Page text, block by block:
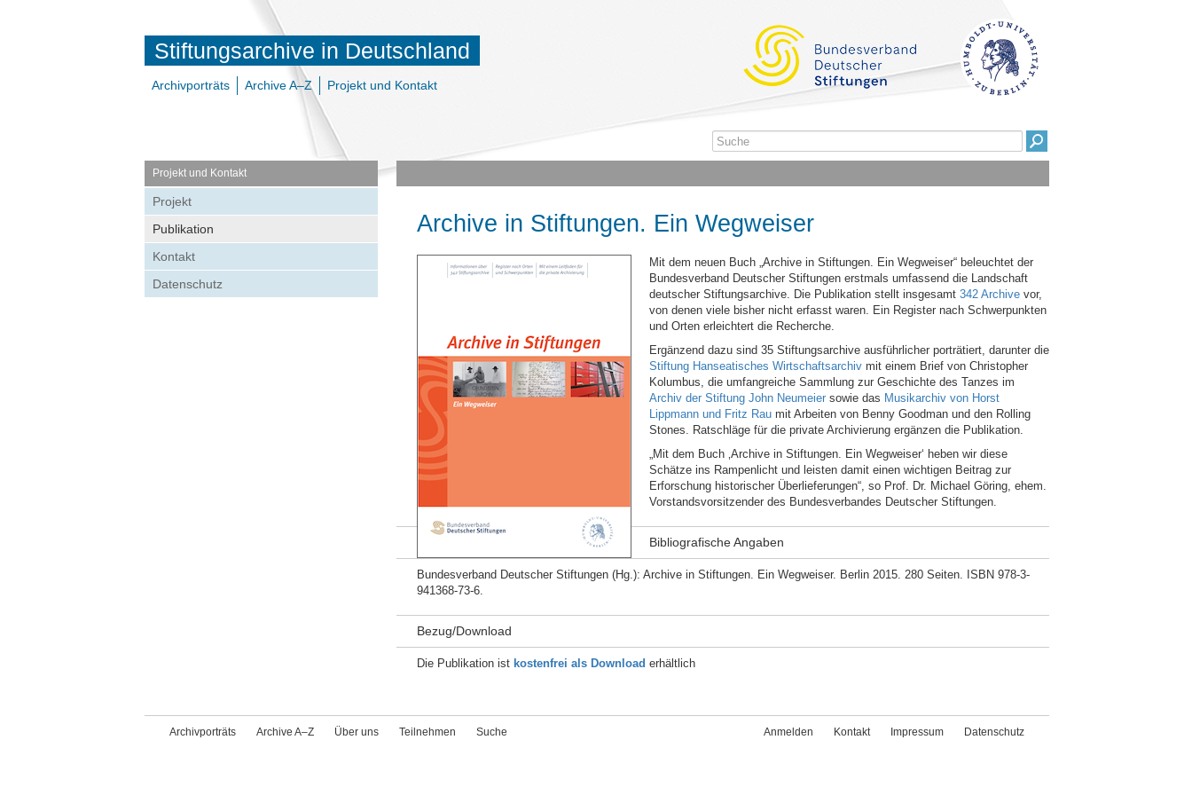
Stiftungsarchive in Deutschland
Archivporträts Archive A–Z Projekt und Kontakt
Projekt und Kontakt
Projekt
Publikation
Kontakt
Datenschutz
Archive in Stiftungen. Ein Wegweiser
Mit dem neuen Buch „Archive in Stiftungen. Ein Wegweiser“ beleuchtet der
Bundesverband Deutscher Stiftungen erstmals umfassend die Landschaft
deutscher Stiftungsarchive. Die Publikation stellt insgesamt 342 Archivevor,
von denen viele bisher nicht erfasst waren. Ein Register nach Schwerpunkten
und Orten erleichtert die Recherche.
Ergänzend dazu sind 35 Stiftungsarchive ausführlicher porträtiert, darunter die
Stiftung Hanseatisches Wirtschaftsarchivmit einem Brief von Christopher
Kolumbus, die umfangreiche Sammlung zur Geschichte des Tanzes im
Archiv der Stiftung John Neumeiersowie das Musikarchiv von Horst
Lippmann und Fritz Raumit Arbeiten von Benny Goodman und den Rolling
Stones. Ratschläge für die private Archivierung ergänzen die Publikation.
„Mit dem Buch ‚Archive in Stiftungen. Ein Wegweiser‘ heben wir diese
Schätze ins Rampenlicht und leisten damit einen wichtigen Beitrag zur
Erforschung historischer Überlieferungen“, so Prof. Dr. Michael Göring, ehem.
Vorstandsvorsitzender des Bundesverbandes Deutscher Stiftungen.
Bibliografische Angaben
Bundesverband Deutscher Stiftungen (Hg.): Archive in Stiftungen. Ein Wegweiser. Berlin 2015. 280 Seiten. ISBN 978-3-
941368-73-6.
Bezug/Download
Die Publikation ist kostenfrei als Download erhältlich
Archivporträts Archive A–Z Über uns Teilnehmen Suche Anmelden Kontakt Impressum Datenschutz